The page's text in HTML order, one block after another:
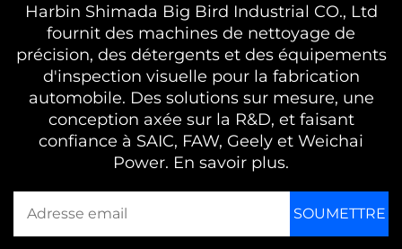
Harbin Shimada Big Bird Industrial CO., Ltd
fournit des machines de nettoyage de
précision, des détergents et des équipements
d'inspection visuelle pour la fabrication
automobile. Des solutions sur mesure, une
conception axée sur la R&D, et faisant
confiance à SAIC, FAW, Geely et Weichai
Power. En savoir plus.